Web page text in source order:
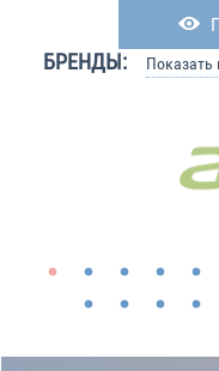
БРЕНДЫ: Показать